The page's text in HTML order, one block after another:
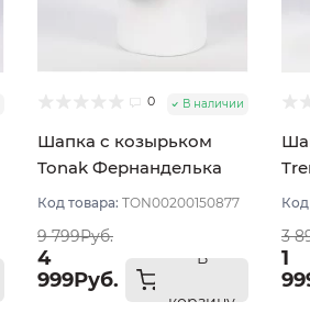
0 В наличии
Шапка с козырьком
Tonak Фернанделька
"Слово пацана" цвет
56-59
Код товара: TON00200150877
9 799Руб.
4
999Руб.
В
корзину
Код
3
1